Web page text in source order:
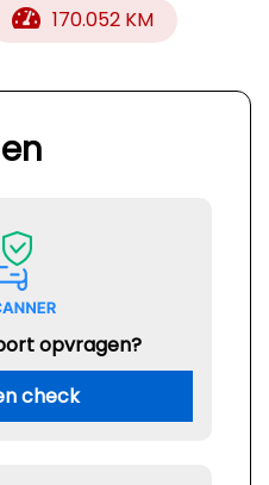
170.052 KM
opvragen?
check